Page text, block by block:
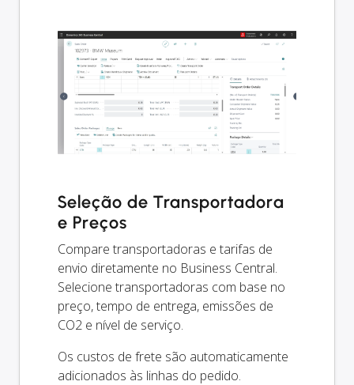
Seleção de Transportadora
e Preços
Compare transportadoras e tarifas de
envio diretamente no Business Central.
Selecione transportadoras com base no
preço, tempo de entrega, emissões de
CO2 e nível de serviço.
Os custos de frete são automaticamente
adicionados às linhas do pedido.